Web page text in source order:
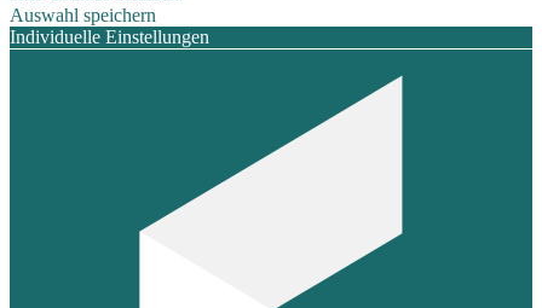
Auswahl speichern
Individuelle Einstellungen